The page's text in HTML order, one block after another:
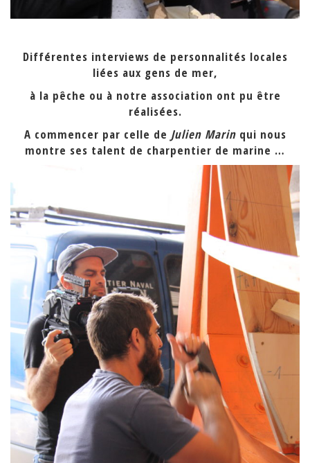
Différentes interviews de personnalités locales
liées aux gens de mer,
à la pêche ou à notre association ont pu être
réalisées.
A commencer par celle de Julien Marin qui nous
montre ses talent de charpentier de marine …